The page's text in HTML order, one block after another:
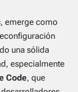
, emerge como
una sólida
especialmente
Code, que